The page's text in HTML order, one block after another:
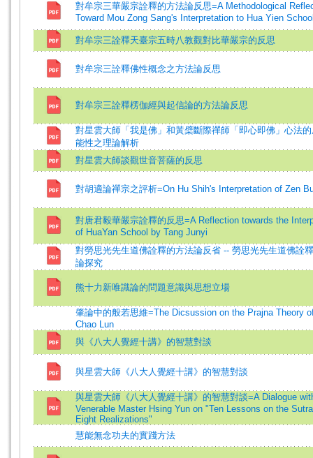
對牟宗三華嚴宗詮釋的方法論反思=A Methodological
Toward Mou Zong Sang's Interpretation to Hua Yien
對牟宗三詮釋天臺宗五時八教觀對比華嚴宗的反思
對牟宗三詮釋佛性概念之方法論反思
對牟宗三詮釋楞伽經與起信論的方法論反思
對星雲大師「我是佛」和黃檗斷際禪師「即心即佛」心法
能性之理論解析
對星雲大師談觀世音菩薩的反思
對胡適論禪宗之評析=On Hu Shih's Interpretation of Zen
對唐君毅華嚴宗詮釋的反思=A Reflection towards the
of HuaYan School by Tang Junyi
對勞思光先生道佛詮釋的方法論反省 -- 勞思光先生道佛詮
論探究
熊十力新唯識論的問題意識與思想立場
肇論中的般若思維=The Dicsussion on the Prajna Theory
Chao Lun
與《八大人覺經十講》的智慧對談
與星雲大師《八大人覺經十講》的智慧對談
與星雲大師《八大人覺經十講》的智慧對談=A Dialogue
Venerable Master Hsing Yun on "Ten Lessons on the
Eight Realizations"
慧能無念功夫的實踐方法